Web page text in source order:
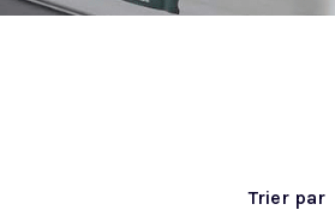
Trier par